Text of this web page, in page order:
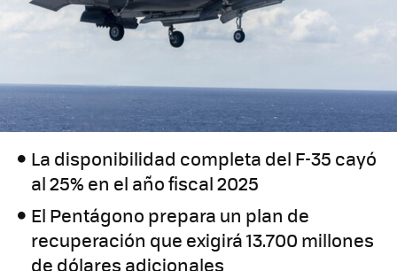
La disponibilidad completa del F-35 cayó
al 25% en el año fiscal 2025
El Pentágono prepara un plan de
recuperación que exigirá 13.700 millones
de dólares adicionales